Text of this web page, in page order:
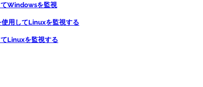
Windowsを監視
用してLinuxを監視する
Linuxを監視する